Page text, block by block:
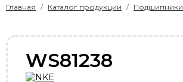
+7 (831) 215-14-27
Главная Каталог продукции Подшипники
WS81238